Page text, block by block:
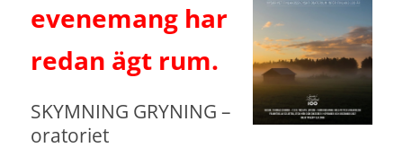
evenemang har
redan ägt rum.
SKYMNING GRYNING –
oratoriet